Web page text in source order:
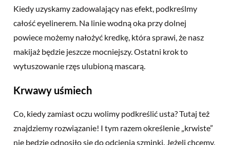
Kiedy uzyskamy zadowalający nas efekt, podkreślmy
całość eyelinerem. Na linie wodną oka przy dolnej
powiece możemy nałożyć kredkę, która sprawi, że nasz
makijaż będzie jeszcze mocniejszy. Ostatni krok to
wytuszowanie rzęs ulubioną mascarą.
Krwawy uśmiech
Co, kiedy zamiast oczu wolimy podkreślić usta? Tutaj też
znajdziemy rozwiązanie! I tym razem określenie „krwiste”
nie będzie odnosiło się do odcienia szminki. Jeżeli chcemy,